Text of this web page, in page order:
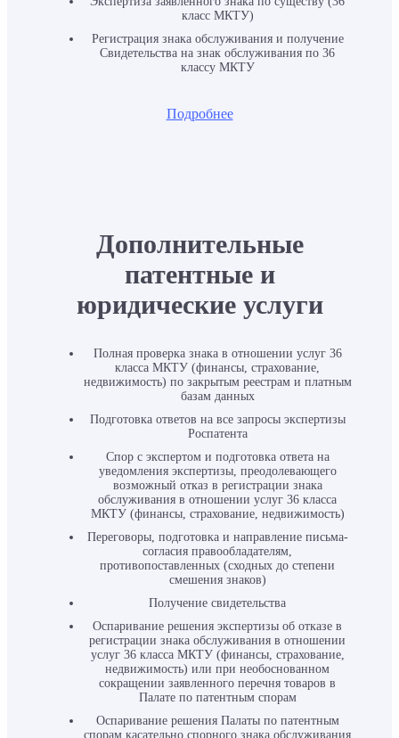
класс МКТУ)
Регистрация знака обслуживания и получение
Свидетельства на знак обслуживания по 36
классу МКТУ
Подробнее
Дополнительные
патентные и
юридические услуги
Полная проверка знака в отношении услуг 36
класса МКТУ (финансы, страхование,
недвижимость) по закрытым реестрам и платным
базам данных
Подготовка ответов на все запросы экспертизы
Роспатента
Спор с экспертом и подготовка ответа на
уведомления экспертизы, преодолевающего
возможный отказ в регистрации знака
обслуживания в отношении услуг 36 класса
МКТУ (финансы, страхование, недвижимость)
Переговоры, подготовка и направление письма-
согласия правообладателям,
противопоставленных (сходных до степени
смешения знаков)
Получение свидетельства
Оспаривание решения экспертизы об отказе в
регистрации знака обслуживания в отношении
услуг 36 класса МКТУ (финансы, страхование,
недвижимость) или при необоснованном
сокращении заявленного перечня товаров в
Палате по патентным спорам
Оспаривание решения Палаты по патентным
спорам касательно спорного знака обслуживания